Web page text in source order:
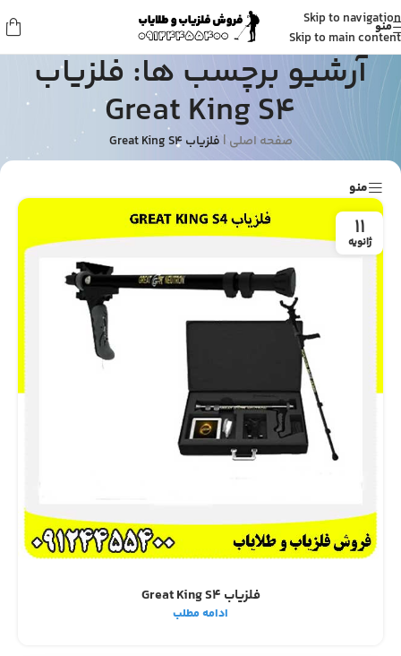
Skip to navigation
Skip to main content
منو
آرشیو برچسب ها: فلزیاب
Great King S4
صفحه اصلی | فلزیاب Great King S4
منو
11
ژانویه
فلزیاب Great King S4
ادامه مطلب